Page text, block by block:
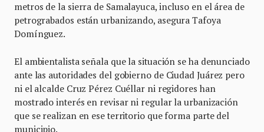
metros de la sierra de Samalayuca, incluso en el área de
petrograbados están urbanizando, asegura Tafoya
Domínguez.
El ambientalista señala que la situación se ha denunciado
ante las autoridades del gobierno de Ciudad Juárez pero
ni el alcalde Cruz Pérez Cuéllar ni regidores han
mostrado interés en revisar ni regular la urbanización
que se realizan en ese territorio que forma parte del
municipio.